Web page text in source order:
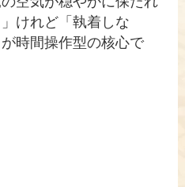
けれど「執着しな
時間操作型の核心で